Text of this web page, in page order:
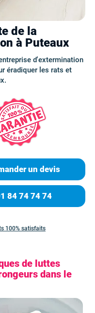
de la
à Puteaux
d'extermination
éradiquer les rats et
un devis
84 74 74 74
100% satisfaits
de luttes
dans le